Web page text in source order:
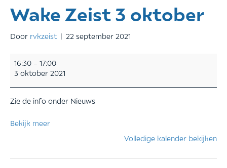
Wake Zeist 3 oktober
Door rvkzeist | 22 september 2021
Zeist
oktober
16:30 – 17:00
3 oktober 2021
Zie de info onder Nieuws
Bekijk meer
Volledige kalender bekijken